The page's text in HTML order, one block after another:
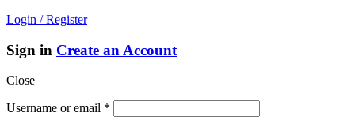
Login / Register
Sign in Create an Account
Close
Username or email *